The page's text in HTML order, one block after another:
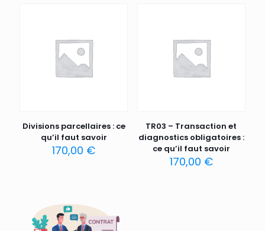
Divisions parcellaires : ce
qu’il faut savoir
170,00 €
TR03 – Transaction et
diagnostics obligatoires :
ce qu’il faut savoir
170,00 €